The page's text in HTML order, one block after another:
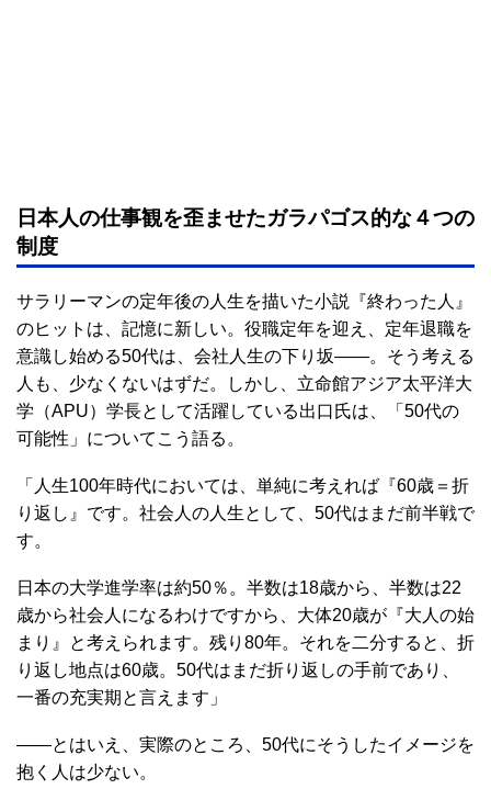
日本人の仕事観を歪ませたガラパゴス的な４つの
制度
サラリーマンの定年後の人生を描いた小説『終わった人』
のヒットは、記憶に新しい。役職定年を迎え、定年退職を
意識し始める50代は、会社人生の下り坂――。そう考える
人も、少なくないはずだ。しかし、立命館アジア太平洋大
学（APU）学長として活躍している出口氏は、「50代の
可能性」についてこう語る。
「人生100年時代においては、単純に考えれば『60歳＝折
り返し』です。社会人の人生として、50代はまだ前半戦で
す。
日本の大学進学率は約50％。半数は18歳から、半数は22
歳から社会人になるわけですから、大体20歳が『大人の始
まり』と考えられます。残り80年。それを二分すると、折
り返し地点は60歳。50代はまだ折り返しの手前であり、
一番の充実期と言えます」
――とはいえ、実際のところ、50代にそうしたイメージを
抱く人は少ない。